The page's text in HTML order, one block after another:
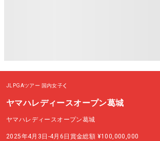
JLPGAツアー 国内女子
ヤマハレディースオープン葛城
ヤマハレディースオープン葛城
2025年4月3日-4月6日 賞金総額 ¥100,000,000